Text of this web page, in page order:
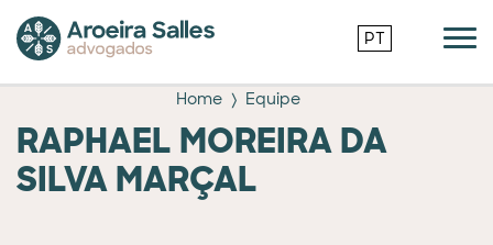
PT
Home Equipe
RAPHAEL MOREIRA DA
SILVA MARÇAL